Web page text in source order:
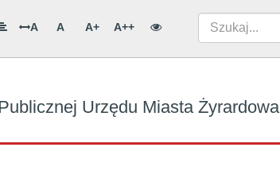
A A A+ A++
Urzędu Miasta Żyrardowa